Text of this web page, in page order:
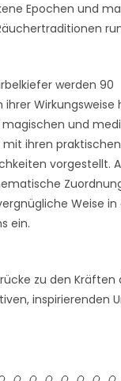
Epochen und
werden 90
ihrer Wirkungsweise
und
mit ihren praktischen
vorgestellt.
Weise
ein.
zu den Kräften
inspirierenden